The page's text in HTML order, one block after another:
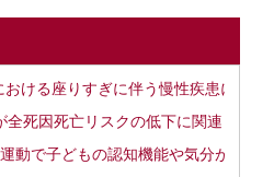
おける座りすぎに伴う慢性疾患によ
全死因死亡リスクの低下に関連
動で子どもの認知機能や気分が向上